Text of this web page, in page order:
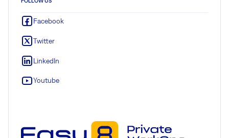
Facebook
Twitter
LinkedIn
Youtube